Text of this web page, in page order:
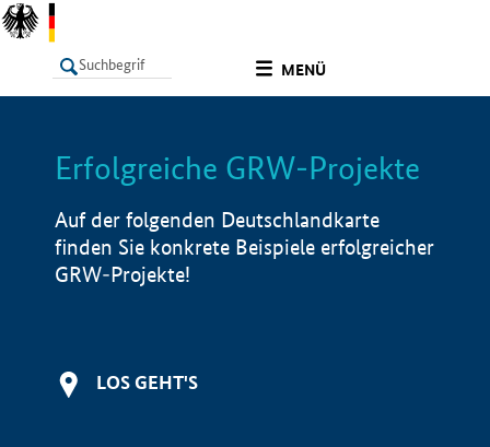
MENÜ
LISTE Info
Erfolgreiche GRW-Projekte
Auf der folgenden Deutschlandkarte
finden Sie konkrete Beispiele erfolgreicher
GRW-Projekte!
LOS GEHT'S